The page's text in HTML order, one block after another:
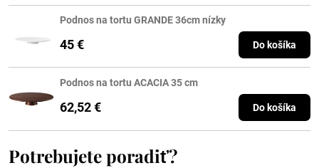
Podnos na tortu GRANDE 36cm nízky
45 € Do košíka
Podnos na tortu ACACIA 35 cm
62,52 € Do košíka
Potrebujete poradiť?